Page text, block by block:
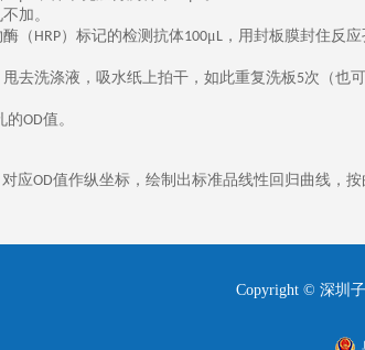
加。
（ HRP）标记的检测抗体100μL ，用封板膜封住反应
甩去洗涤液，吸水纸上拍干，如此重复洗板 5次（也
的OD值。
应OD值作纵坐标，绘制出标准品线性回归曲线，
Copyright © 深圳